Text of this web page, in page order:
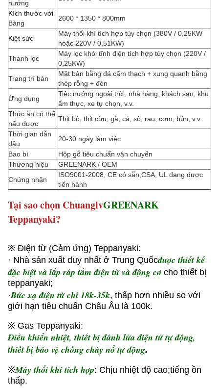
nướng
Kích thước với
Bảng
2600 * 1350 * 800mm
Kiệt sức
Máy thổi khí tích hợp tùy chọn (380V / 0,25KW
hoặc 220V / 0,51KW)
Thanh lọc
Máy lọc khói tĩnh điện tích hợp tùy chọn (220V /
0,25KW)
Trang trí bàn
Mặt bàn bằng đá cẩm thạch + xung quanh bằng
thép rỗng + đèn
Ứng dụng
Tiệc nướng ngoài trời, nhà hàng, khách sạn, khu
ẩm thực, xe tự chọn, v.v.
Thức ăn có thể
nấu được
Thịt bò, thịt cừu, gà, cá, sò, rau, cơm, bún, v.v.
Thời gian dẫn
đầu
20-30 ngày làm việc
Bao bì
Hộp gỗ tiêu chuẩn vận chuyển
Thương hiệu
GREENARK / OEM
Chứng nhận
ISO9001-2008, CE có sẵn;CSA, UL đang được
tiến hành
Tại sao chọn ChuanglvGREENARK
Teppanyaki?
※ Điện từ (Cảm ứng) Teppanyaki:
· Nhà sản xuất duy nhất ở Trung Quốcđược thiết kế
đặc biệt và lắp ráp tấm điện từ và động cơ cho thiết bị
teppanyaki;
·Bức xạ điện từ chỉ 18k-35k, thấp hơn nhiều so với
giới hạn tiêu chuẩn Châu Âu là 100k.
※ Gas Teppanyaki:
Điều khiển nhiệt, thiết bị đánh lửa điện tử tự động,
thiết bị bảo vệ chống cháy nổ tự động.
※Máy thổi khí tích hợp: Chịu nhiệt độ cao;tiếng ồn
thấp.